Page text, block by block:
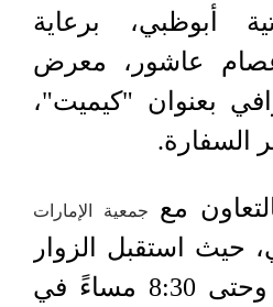
أبوظبي، برعاية
عاشور، معرض
بعنوان "كيميت"،
السفارة.
مع جمعية الإمارات
حيث استقبل الزوار
من الساعة 6:30 وحتى 8:30 مساءً في